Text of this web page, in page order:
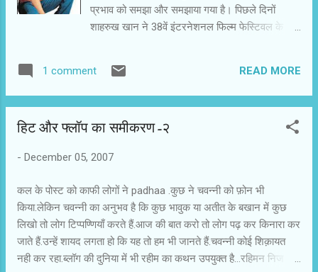
प्रभाव को समझा और समझाया गया है। पिछले दिनों
शाहरुख खान ने 38वें इंटरनेशनल फिल्म फेस्टिवल के
पूरे होते हैं और कभी-कभी अधूरे ही रह जाते हैं। दूसरा,
फिल्में अकेलेपन से मुक्ति देती हैं। सपने बेचने की बात एक
फिल्मकारों को सपनों का सौदागर भी कहा जाता है। सपने
एक उम्मीद से भर देते हैं। हम अपनी कठिनाइयों में भी उस
गुजरने की संभावना में संघर्ष से नहीं सकुचाते। हिंदी की
मुख्यधारा की फिल्मों में सपनों पर ज्यादा जोर दिया गया है।
सपनों की यह अतिरंजना वास्तविकता से पलायन का मौका
देती है। हिंदी फिल्मों को पलायनवादी कहा भी जाता है।
आजादी के बाद से सपनों को बेचने का यह कारोबार चल रहा
1 comment READ MORE
हिट और फ्लॉप का समीकरण-२
- December 05, 2007
कल के पोस्ट को काफी लोगों ने padhaa .कुछ ने चवन्नी को फ़ोन भी
किया.लेकिन चवन्नी का अनुभव है कि कुछ भावुक या अतीत के बखान में कुछ
लिखो तो लोग टिप्पण्णियाँ करते हैं.आज की बात करो तो लोग पढ़ कर किनारा कर
जाते हैं.उन्हें शायद लगता हो कि यह तो हम भी जानते हैं.चवन्नी कोई शिक़ायत
नही कर रहा.ब्लॉग की दुनिया में भी रहीम का कथन उपयुक्त है...रहिमन निज मन